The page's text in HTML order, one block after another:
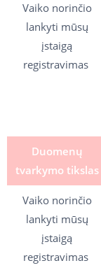
Vaiko norinčio
lankyti mūsų
įstaigą
registravimas
Duomenų
tvarkymo tikslas
Vaiko norinčio
lankyti mūsų
įstaigą
registravimas